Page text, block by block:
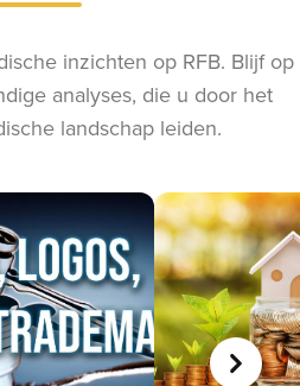
inzichten op RFB. Blijf op
analyses, die u door het
landschap leiden.